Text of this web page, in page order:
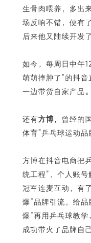
生骨肉喂养，多出
场反响不错，便有
后来他又陆续开发
如今，每周日中午
萌萌摔肿了”的抖音
一边带货自家产品。
还有方博 ，曾经的
体育”乒乓球运动品
方博在抖音电商把
统工程”，个人账
冠军连麦互动，有
爆”品牌引流，给
爆”再用乒乓球教学
成功带火了品牌自